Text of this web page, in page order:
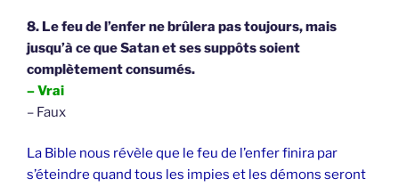
8. Le feu de l’enfer ne brûlera pas toujours, mais
jusqu’à ce que Satan et ses suppôts soient
complètement consumés.
– Vrai
– Faux
La Bible nous révèle que le feu de l’enfer finira par
s’éteindre quand tous les impies et les démons seront